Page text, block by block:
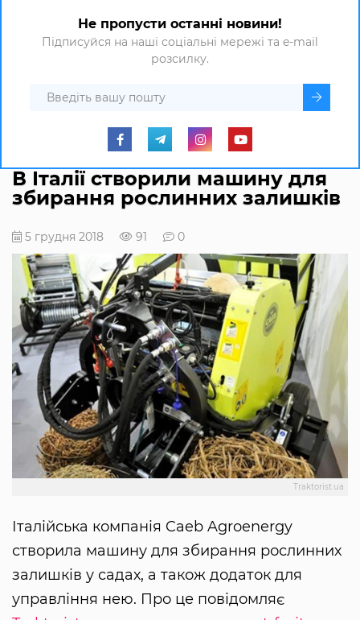
Не пропусти останні новини!
Підписуйся на наші соціальні мережі та e-mail
розсилку.
В Італії створили машину для
збирання рослинних залишків
5 грудня 2018 91 0
Traktorist.ua
Італійська компанія Caeb Agroenergy
створила машину для збирання рослинних
залишків у садах, а також додаток для
управління нею. Про це повідомляє